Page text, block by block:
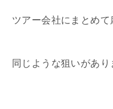
ツアー会社にまとめ
同じような狙いがあり